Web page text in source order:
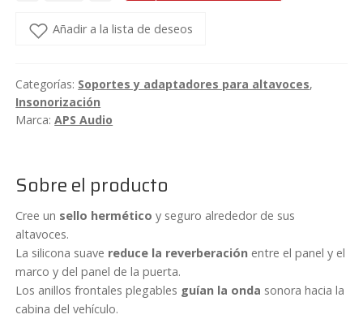
silicona
de
6,5
pulgadas
cantidad
Añadir a la lista de deseos
Categorías: Soportes y adaptadores para altavoces,
Insonorización
Marca:APS Audio
Sobre el producto
Cree un sello hermético y seguro alrededor de sus
altavoces.
La silicona suave reduce la reverberación entre el panel y el
marco y del panel de la puerta.
Los anillos frontales plegables guían la onda sonora hacia la
cabina del vehículo.